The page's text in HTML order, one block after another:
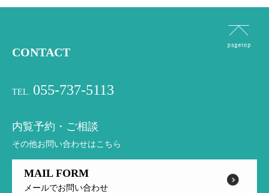
CONTACT
TEL. 055-737-5113
内覧予約・ご相談
その他お問い合わせはこちら
MAIL FORM
メールでお問い合わせ